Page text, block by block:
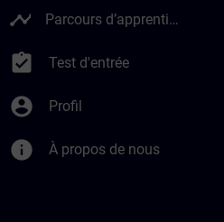
timeline Parcours d’apprentissage
assignment_turned_in Test d'entrée
account_circle Profil
info À propos de nous